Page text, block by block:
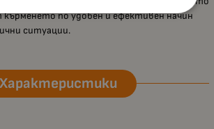
по удобен и ефективен начин
ситуации.
Характеристики